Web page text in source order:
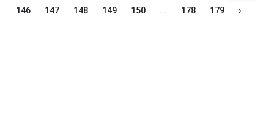
146 147 148 149 150 ... 178 179 ›